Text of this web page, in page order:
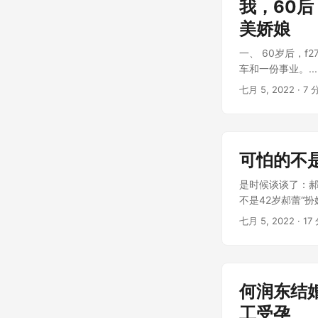
我，60后
美娇娘
一、 60岁后，
车和一份事业。...
七月 5, 2022 · 7
可怕的不
是时候谈谈了：
不是42岁郝蕾“扮
七月 5, 2022 · 17
何润东结
工受孕